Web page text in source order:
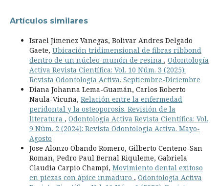
Artículos similares
Israel Jimenez Vanegas, Bolivar Andres Delgado
Gaete, Ubicación tridimensional de fibras ribbond
dentro de un núcleo-muñón de resina , Odontología
Activa Revista Científica: Vol. 10 Núm. 3 (2025):
Revista Odontología Activa. Septiembre-Diciembre
Diana Johanna Lema-Guamán, Carlos Roberto
Naula-Vicuña, Relación entre la enfermedad
peridontal y la osteoporosis. Revisión de la
literatura , Odontología Activa Revista Científica: Vol.
9 Núm. 2 (2024): Revista Odontología Activa. Mayo-
Agosto
Jose Alonzo Obando Romero, Gilberto Centeno-San
Roman, Pedro Paul Bernal Riquleme, Gabriela
Claudia Carpio Champi, Movimiento dental exitoso
en piezas con ápice inmaduro , Odontología Activa